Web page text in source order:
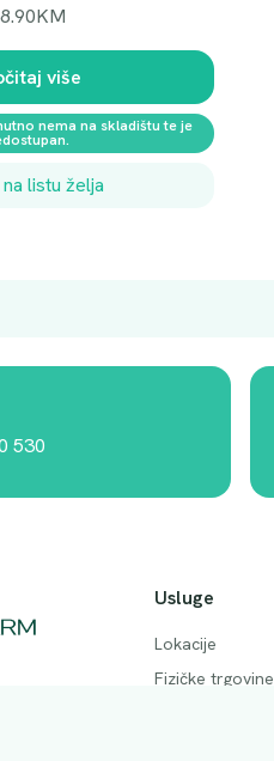
KM
više
nema na skladištu te je
listu želja
530
Usluge
Lokacije
Fizičke trgovine